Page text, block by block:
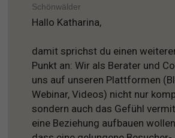
Hallo Katharina,
damit sprichst du einen
Punkt an: Wir als Berater und
uns auf unseren Plattformen
Webinar, Videos) nicht nur
sondern auch das Gefühl
eine Beziehung aufbauen